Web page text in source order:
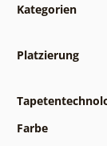
Kategorien
Platzierung
Farbe